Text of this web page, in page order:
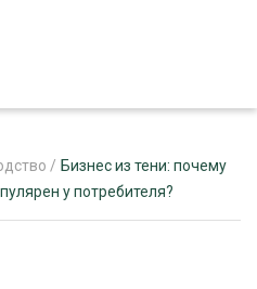
/ Бизнес‌ ‌из‌ ‌тени:‌ ‌почему‌
‌у‌ ‌потребителя?‌